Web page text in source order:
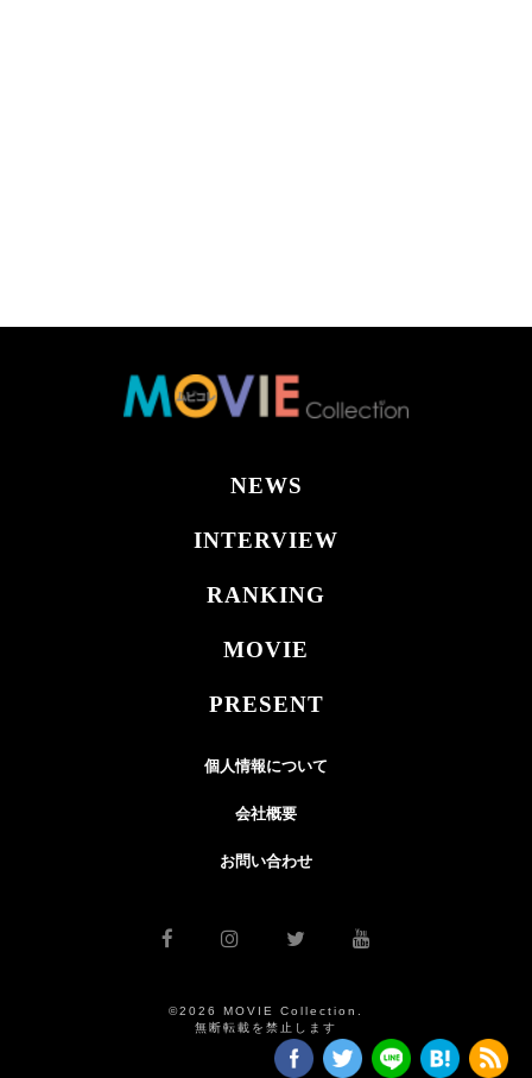
NEWS
INTERVIEW
RANKING
MOVIE
PRESENT
個人情報について
会社概要
お問い合わせ
©2026 MOVIE Collection.
無断転載を禁止します